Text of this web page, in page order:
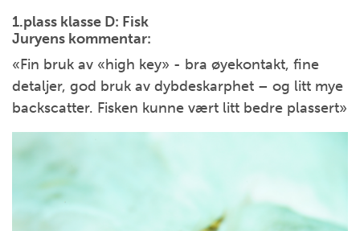
1.plass klasse D: Fisk
Juryens kommentar:
«Fin bruk av «high key» - bra øyekontakt, fine
detaljer, god bruk av dybdeskarphet – og litt mye
backscatter. Fisken kunne vært litt bedre plassert»